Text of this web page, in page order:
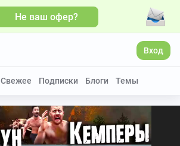
Не ваш офер?
Вход
Свежее Подписки Блоги Темы